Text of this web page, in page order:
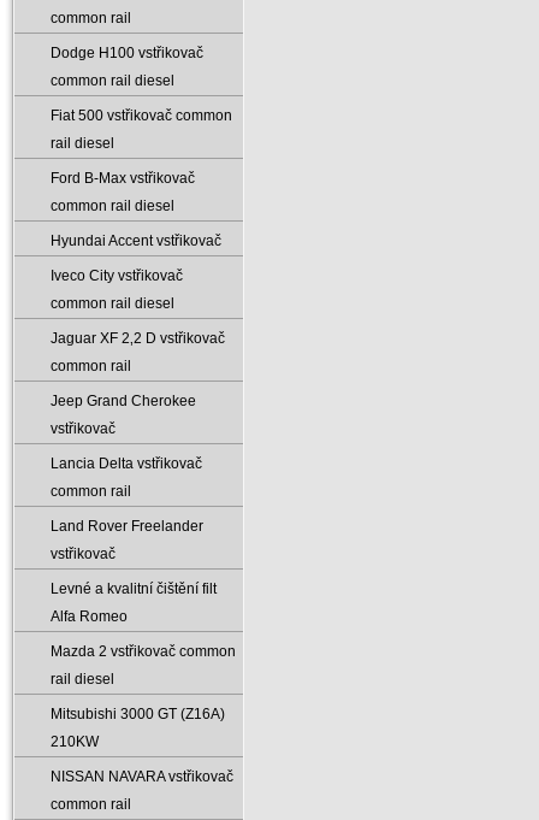
common rail
Dodge H100 vstřikovač
common rail diesel
Fiat 500 vstřikovač common
rail diesel
Ford B-Max vstřikovač
common rail diesel
Hyundai Accent vstřikovač
Iveco City vstřikovač
common rail diesel
Jaguar XF 2‚2 D vstřikovač
common rail
Jeep Grand Cherokee
vstřikovač
Lancia Delta vstřikovač
common rail
Land Rover Freelander
vstřikovač
Levné a kvalitní čištění filt
Alfa Romeo
Mazda 2 vstřikovač common
rail diesel
Mitsubishi 3000 GT (Z16A)
210KW
NISSAN NAVARA vstřikovač
common rail